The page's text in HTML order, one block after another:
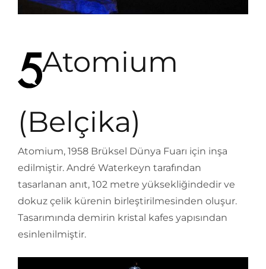
Atomium
(Belçika)
Atomium, 1958 Brüksel Dünya Fuarı için inşa
edilmiştir. André Waterkeyn tarafından
tasarlanan anıt, 102 metre yüksekliğindedir ve
dokuz çelik kürenin birleştirilmesinden oluşur.
Tasarımında demirin kristal kafes yapısından
esinlenilmiştir.